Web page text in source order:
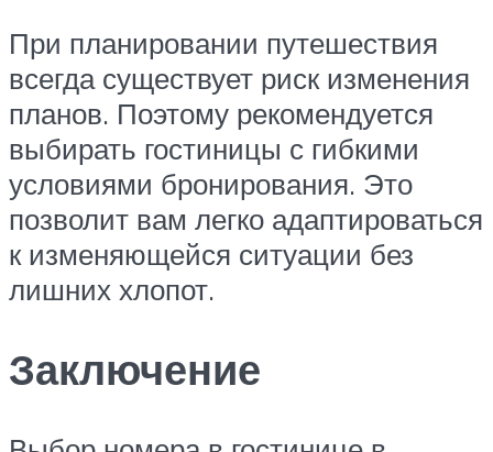
При планировании путешествия
всегда существует риск изменения
планов. Поэтому рекомендуется
выбирать гостиницы с гибкими
условиями бронирования. Это
позволит вам легко адаптироваться
к изменяющейся ситуации без
лишних хлопот.
Заключение